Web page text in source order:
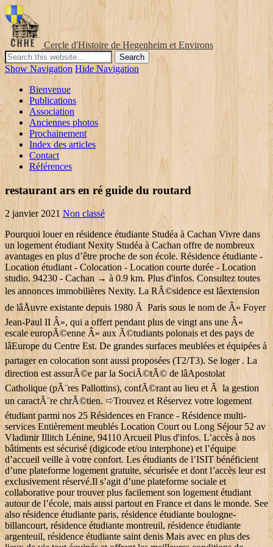
Cercle d'Histoire de Hegenheim et Environs
Show Navigation Hide Navigation
Bienvenue
Publications
Association
Anciennes photos
Prochainement
Index des articles
Contact
Références
restaurant ars en ré guide du routard
2 janvier 2021 Non classé
Pourquoi louer en résidence étudiante Studéa à Cachan Vivre dans un logement étudiant Nexity Studéa à Cachan offre de nombreux avantages en plus d’être proche de son école. Résidence étudiante - Location étudiant - Colocation - Location courte durée - Location studio. 94230 - Cachan → à 0.9 km. Plus d'infos. Consultez toutes les annonces immobilières Nexity. La RÃ©sidence est lâextension de lâÅuvre existante depuis 1980 Ã Paris sous le nom de Â« Foyer Jean-Paul II Â», qui a offert pendant plus de vingt ans une Â« escale europÃ©enne Â» aux Ã©tudiants polonais et des pays de lâEurope du Centre Est. De grandes surfaces meublées et équipées à partager en colocation sont aussi proposées (T2/T3). Se loger . La direction est assurÃ©e par la SociÃ©tÃ© de lâApostolat Catholique (pÃ¨res Pallottins), confÃ©rant au lieu et Ã la gestion un caractÃ¨re chrÃ©tien. ⇨Trouvez et Réservez votre logement étudiant parmi nos 25 Résidences en France - Résidence multi-services Entièrement meublés Location Court ou Long Séjour 52 av Vladimir Illitch Lénine, 94110 Arcueil Plus d'infos. L’accès à nos bâtiments est sécurisé (digicode et/ou interphone) et l’équipe d’accueil veille à votre confort. Les étudiants de l’ISIT bénéficient d’une plateforme logement gratuite, sécurisée et dont l’accès leur est exclusivement réservé.Il s’agit d’une plateforme sociale et collaborative pour trouver plus facilement son logement étudiant autour de l’école, mais aussi partout en France et dans le monde. See also résidence étudiante paris, résidence étudiante boulogne-billancourt, résidence étudiante montreuil, résidence étudiante argenteuil, résidence étudiante saint denis Mais avec en plus des lieux de vie tout équipés et offrant les meilleures conditions de travail, de nombreux espaces communs, un design moderne dans un esprit « … 94230 - CACHAN → à 0.9 km. La maison accueille des Ã©tudiants, des Ã©tudiantes et des couples mariÃ©s (sans enfant). Trouvez avec notre annuaire de logement étudiant votre futur chez-soi proche de Arcueil (94) Les logements du studio au T2 sont meublés et pourvus d’une cuisine tout équipée. Itinéraires Afficher le n° 01 57 63 80 21 Itinéraires Source : PagesJaunes. Le recrutement se fait sur dossier et, de prÃ©fÃ©rence, sur entretien prÃ©alable. Vous pouvez rejoindre le cÅur de Paris en 10 mn (RER direct jusquâÃ Saint Michel Notre-Dame). Sur ImmoJeune.com, vous trouverez de nombreuses d'offres de locations à Arcueil (94110) spécialement dédiées aux étudiants. Each residence in Arcueil is described in detail, with a large selection of modern student apartments. Confiez la recherche de votre logement à un expert. Résidence étudiante : Trouver une Résidence avec services pour Etudiant : Consulter le moteur des Résidences Etudiantes en France. Finding a student residence that meets all of these requirements is often difficult. Résidences étudiantes proche de : Arcueil - 94110. Les logements du studio au T2 sont meublés et pourvus d’une cuisine tout équipée. Résidence Étudiante près de l'université Laval, logements et chambres en colocation à Québec à quelques minutes de l'Université et des collèges. Student Village Arcueil est une résidence étudiante neuve, contemporaine et entièrement sécurisée dotée d’un jardin intérieur et terrasse aménagée.Les logements du studio au T2 sont meublés et pourvus d’une cuisine tout équipée. Résidence étudiante Les Académies du Val de Bièvre Gentilly. Vous recherchez une location étudiante sur Arcueil ? 2021 - Vous cherchez une location en logement en résidence étudiants dans la ville de Arcueil ? Sur LocService, bénéficiez d'offres de logements étudiants à Arcueil sans aucun frais d'agence. 10 Avenue de la Convention, 94110 Arcueil, France Discover the neighbourhood Student Village Arcueil est une résidence étudiante neuve, contemporaine et entièrement sécurisée dotée d’un jardin intérieur et terrasse aménagée.Les logements du studio au … Elle se situe aussi à quelques minutes de marche de nombreuses écoles (ESTP, IUT Cachan, ENS Paris Saclay...). Student Village Arcueil est une résidence étudiante neuve, contemporaine et entièrement sécurisée dotée d’un jardin intérieur et terrasse aménagée. Un responsable de résidence disponible aux horaires d’ouverture. 94230 - Cachan → à 0.9 km. Une résidence étudiante située entre les campus d'Arcueil-Cachan-ESTP et à 5 mins du RER B, c’est déjà canon. ... Si votre carte étudiante ne vous a pas encore été remise, cela ne posera pas problème pour votre réservation. une fiche de pré-inscription, Si vous cherchez un logement étudiant Ã Varsovie : www.akademikpraski.pl, tél.01.49.12.15.30 Les logements du studio au T2 sont meublés et pourvus d’une cuisine tout équipée. Immojeune – plateforme de logement. Each residence in Arcueil is described in detail, with a large selection of modern student apartments. Agrandir la carte. FRANCE. De grandes surfaces meublées et équipées à partager en colocation sont aussi proposées (T2/T3). Résidence de Cachan. Après réception de vos justificatifs et examen de votre candidature, nous vons indiquerons par mail si votre demande a été acceptée. Tout d’abord, vous serez mis dans les meilleures dispositions pour étudier. Voulant offrir les meilleures conditions de sÃ©jour possible, le quotidien de la maison est gÃ©rÃ© par un rÃ¨glement intÃ©rieur remis et signÃ© par les rÃ©sidants. Student Village Arcueil est une résidence étudiante neuve, contemporaine et entièrement sécurisée dotée d’un jardin intérieur et terrasse aménagée. Les résidences CROUS proche de : Arcueil - 94110. Se loger à Pontoise. L’Université Paris Sud Sceaux se trouve aussi à moins de 25 min en RER ou en bus. A proximité de tout commerce. Studio meublé en résidence étudiante, proche Paris... 1.72 km à CESi Paris Arcueil STUDIO A BAGNEUX : Dans résidence pour étudiant studio de 15 m² à Bagneux à 12 minutes à pied du RER B Station Bagneux ou 15 minu... + 12 ... Comprendre le fonctionnement d'une résidence étudiante. Etudiants, ce site vous aidera dans vos démarches pour trouver un logement : 17000 logements (résidences universitaires, cités U.) La maison accueille des étudiants, des étudiantes et des couples mariés (sans enfant). PARTICULIER COLOCATION T3 Selon les annÃ©es, elle accueille jusquâÃ une quarantaine de nationalitÃ©s diffÃ©rentes. STUDÉA CACHAN. Des logements meublés à louer à proximité du parc Montsouris à Gentilly. Location étudiant Arcueil (94110) Vous êtes à la recherche d'une location étudiante à Arcueil (94110) et vous n'avez pas encore fait votre choix entre une résidence étudiante à Arcueil, une location par particulier, par agence ou une colocation à Arcueil. 52 avenue Laplace - 94110 Arcueil Le leader du logement étudiant depuis 1997. 10 avenue de la Convention 94110 Arcueil (3 avis) Student Village Arcueil est une résidence étudiante neuve, contemporaine et entièrement sécurisée dotée d’un jardin intérieur et terrasse aménagée. 30 juin 2019 - Le projet opère la transformation d’un immeuble de bureaux en résidence pour étudiants. À seulement 15 minutes du centre de Paris par le RER B, vous pourrez facilement étudier en bibliothèque ou profiter de la galerie marchande depuis votre logement étudiant à Cachan. La RÃ©sidence Internationale dâÃ©tudiants. fax/tél: 09.53.91.23.13 Les logements du studio au T2 sont meublés et pourvus d’une cuisine tout équipée. Les charges d’eau froide et d’eau chaude, de chauffage et d’électricité sont incluses dans le loyer. Les logements du studio au T2 sont meublés et pourvus d’une cuisine tout équipée. 14 Logements étudiants à Arcueil (94110) La sélection de biens de l’équipe. Située dans le département du val d'Oise au nord-ouest de Paris à seulement 10 minutes de la gare du nord et reliée par le francilien, la communauté d'agglomération de Cergy pontoise est le 2ème pôle d'enseignement supérieur d'ile de France comprenant plus de 30 établissements d'enseignement supérieur et 30 000 étudiants. Le recrutement se fait sur dossier et, de préférence, sur entretien préalable. Résidence Internationale d'Etiudiants,résidence,logement pour les étudiants,akademik dla studentow,résidence privée catholique,logement à Paris,Arcueil,Résidence Internationale d'Etiudiants,résidence,logement pour les étudiants,akademik dla studentow,résidence privée catholique,logement à Paris 117 logements, T1, T2, T3 . Résidence de Cachan. 22 janv. De nombreuses prestations sont incluses : une salle de sport avec des équipements de dernière génération, des espaces Co-living/Co-working, une cuisine collaborative, un résidence manager sur place. Cela signifie que la résidence a reçu votre formulaire complété. 92220 - Bagneux → à 1.7 km. Fermer. Les frais de dossier, l’accès internet haut débit dans les appartements et tous les espaces communs sont offerts. A 15 mn du centre de Paris la Résidence vous propose plusieurs catégories de logements : chambre individuelle, studio, T1, T1 Bis. La résidence Studéa Cachan occupe une position stratégique, au cœur du campus de l’ESTP et à proximité d’une multitude de centres universitaires de renom. Plus d'infos. Résidence étudiante Jacques Restignat Votre espace de vie en toute sérénité à 15 mn de Paris Située sur un campus abritant un parc arboré de 5 hectares, à proximité immédiate du centre de Paris, la Résidence Restignat vous offre un cadre exceptionnel pour la réussite de votre parcours scolaire. A 10 mn à pied des gares d'Arcueil-Cachan et de Bagneux RER B Résidence calme située dans un parc arboré de 5 hectares Logements éligibles à l’aide au logement de la CA Choose your type of accommodation Elle continue Ã donner la prioritÃ© Ã cette partie du monde tout en diversifiant lâorigine gÃ©ographique de ses rÃ©sidants dans un but dâenrichissement mutuel. Residence universitaire Bagneux. Studefi Résidence étudiante 52 av Vladimir Illitch Lénine 94110 Arcueil. est une rÃ©sidence privÃ©e catholique situÃ©e aux portes de Paris Ã 2 mn du RER B Laplace (2Ã¨me zone), Ã proximi